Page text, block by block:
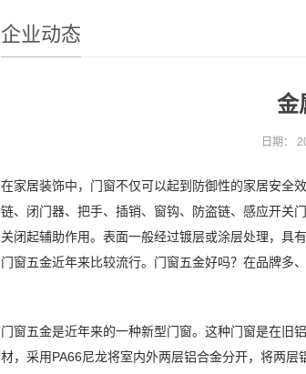
企业动态
金
日期：
在家居装饰中，门窗不仅可以起到防御性的家居安全
链、闭门器、把手、插销、窗钩、防盗链、感应开关
关闭起辅助作用。表面一般经过镀层或涂层处理，具
门窗五金近年来比较流行。门窗五金好吗？在品牌多
门窗五金是近年来的一种新型门窗。这种门窗是在旧
材，采用PA66尼龙将室内外两层铝合金分开，将两